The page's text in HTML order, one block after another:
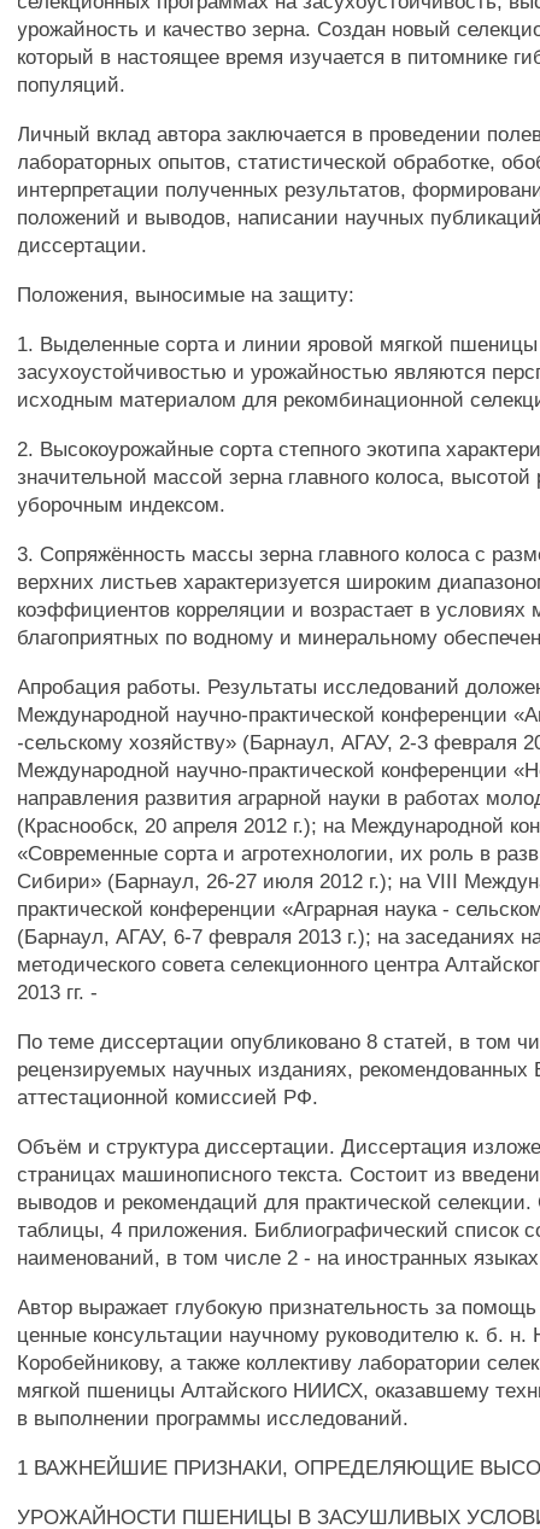
урожайность и качество зерна. Создан новый
который в настоящее время изучается в питомнике
популяций.
Личный вклад автора заключается в проведении
лабораторных опытов, статистической обработке,
интерпретации полученных результатов,
положений и выводов, написании научных
диссертации.
Положения, выносимые на защиту:
1. Выделенные сорта и линии яровой мягкой
засухоустойчивостью и урожайностью являются
исходным материалом для рекомбинационной
2. Высокоурожайные сорта степного экотипа
значительной массой зерна главного колоса, высотой
уборочным индексом.
3. Сопряжённость массы зерна главного колоса с
верхних листьев характеризуется широким
коэффициентов корреляции и возрастает в условиях
благоприятных по водному и минеральному
Апробация работы. Результаты исследований
Международной научно-практической конференции
-сельскому хозяйству» (Барнаул, АГАУ, 2-3 февраля
Международной научно-практической конференции
направления развития аграрной науки в работах
(Краснообск, 20 апреля 2012 г.); на Международной
«Современные сорта и агротехнологии, их роль в
Сибири» (Барнаул, 26-27 июля 2012 г.); на VIII
практической конференции «Аграрная наука -
(Барнаул, АГАУ, 6-7 февраля 2013 г.); на заседаниях
методического совета селекционного центра
2013 гг. -
По теме диссертации опубликовано 8 статей, в том
рецензируемых научных изданиях,
аттестационной комиссией РФ.
Объём и структура диссертации. Диссертация
страницах машинописного текста. Состоит из
выводов и рекомендаций для практической
таблицы, 4 приложения. Библиографический список
наименований, в том числе 2 - на иностранных
Автор выражает глубокую признательность за
ценные консультации научному руководителю к. б. н.
Коробейникову, а также коллективу лаборатории
мягкой пшеницы Алтайского НИИСХ, оказавшему
в выполнении программы исследований.
1 ВАЖНЕЙШИЕ ПРИЗНАКИ, ОПРЕДЕЛЯЮЩИЕ
УРОЖАЙНОСТИ ПШЕНИЦЫ В ЗАСУШЛИВЫХ